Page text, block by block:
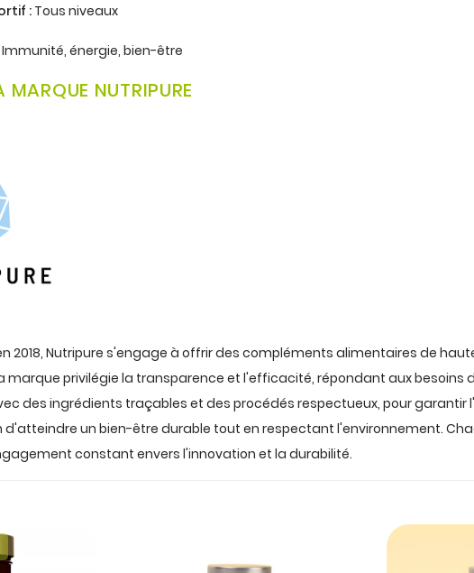
: Tous niveaux
Immunité, énergie, bien-être
MARQUE NUTRIPURE
2018, Nutripure s'engage à offrir des compléments alimentaires de
marque privilégie la transparence et l'efficacité, répondant aux besoins
des ingrédients traçables et des procédés respectueux, pour
un bien-être durable tout en respectant l'environnement.
constant envers l'innovation et la durabilité.